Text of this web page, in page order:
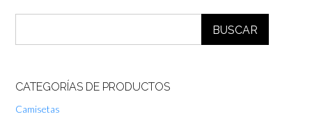
BUSCAR
CATEGORÍAS DE PRODUCTOS
Camisetas